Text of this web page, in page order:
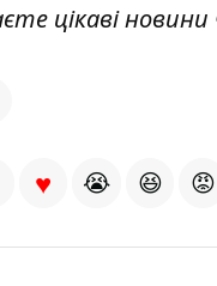
цікаві
♥ 😭 😆 😡